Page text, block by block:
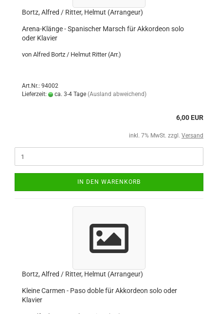
Bortz, Alfred / Ritter, Helmut (Arrangeur)
Arena-Klänge - Spanischer Marsch für Akkordeon solo
oder Klavier
von Alfred Bortz / Helmut Ritter (Arr.)
Art.Nr.: 94002
Lieferzeit:
ca. 3-4 Tage (Ausland abweichend)
6,00 EUR
inkl. 7% MwSt. zzgl. Versand
IN DEN WARENKORB
Bortz, Alfred / Ritter, Helmut (Arrangeur)
Kleine Carmen - Paso doble für Akkordeon solo oder
Klavier